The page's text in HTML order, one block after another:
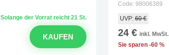
Solange der Vorrat reicht 21 St.
KAUFEN
Code: 98006389
UVP:60 €
24 € inkl. MwSt.
Sie sparen -60 %